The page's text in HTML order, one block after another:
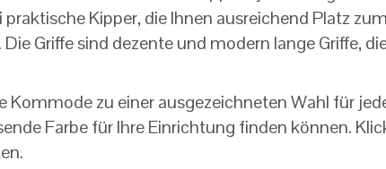
Kipper, die Ihnen ausreichend Platz zum
Griffe sind dezente und modern lange Griffe,
zu einer ausgezeichneten Wahl für
Farbe für Ihre Einrichtung finden können.